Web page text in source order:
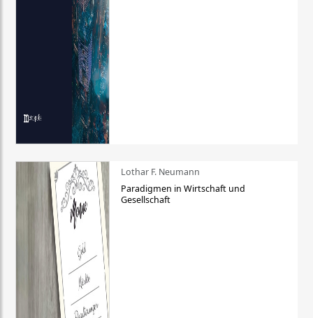
Lothar F. Neumann
Paradigmen in Wirtschaft und
Gesellschaft